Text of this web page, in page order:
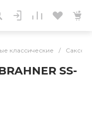
классические /
SS-